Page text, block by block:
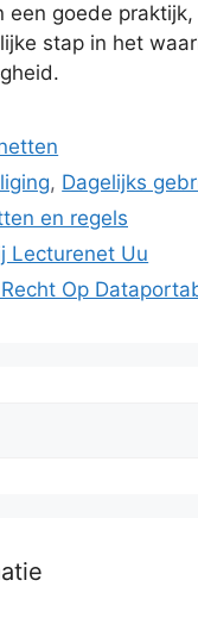
een goede
stap in het
, Dagelijks
en regels
Lecturenet Uu
Op